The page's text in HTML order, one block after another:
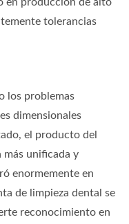
tolerancias
los problemas
dimensionales
el producto del
más unificada y
enormemente en
de limpieza dental se
reconocimiento en